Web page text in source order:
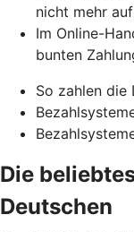
nicht mehr
Im Online-
bunten
So zahlen die
Die
Deutschen